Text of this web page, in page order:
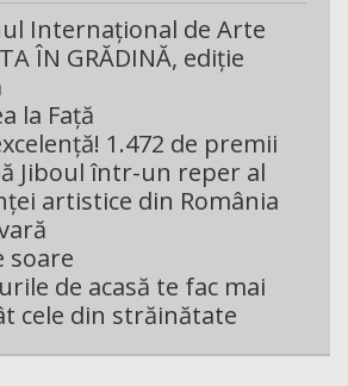
Internațional de Arte
ÎN GRĂDINĂ, ediție
la Față
1.472 de premii
Jiboul într-un reper al
artistice din România
soare
de acasă te fac mai
cele din străinătate